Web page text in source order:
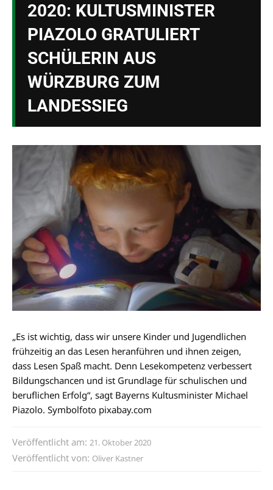
2020: KULTUSMINISTER
PIAZOLO GRATULIERT
SCHÜLERIN AUS
WÜRZBURG ZUM
LANDESSIEG
„Es ist wichtig, dass wir unsere Kinder und Jugendlichen
frühzeitig an das Lesen heranführen und ihnen zeigen,
dass Lesen Spaß macht. Denn Lesekompetenz verbessert
Bildungschancen und ist Grundlage für schulischen und
beruflichen Erfolg“, sagt Bayerns Kultusminister Michael
Piazolo. Symbolfoto pixabay.com
Veröffentlicht am: 21. Oktober 2020
Veröffentlicht von: Oliver Kastner